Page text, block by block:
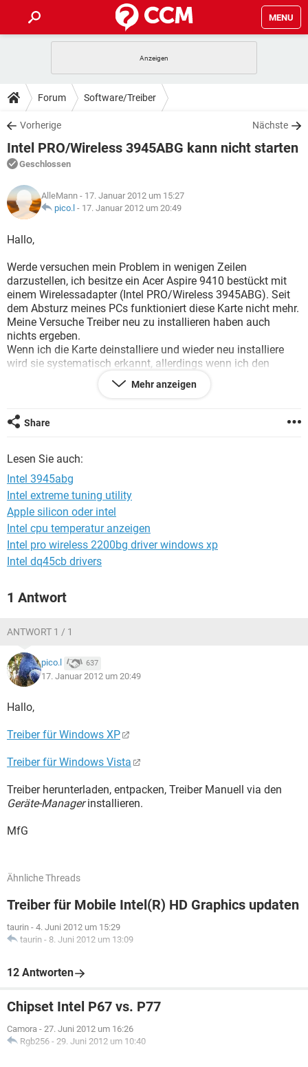
MENU
ANDROID IOS
WINDOWS 10
WHATSAPP TIKTOK
FACEBOOK
TIPPS & TRICKS
SPIELE
WINDOWS 10
WHATSAPP
FACEBOOK HARDWARE
DOWNLOADS
SPIELE STREAMING
ANDROID
WINDOWS 10 INSTAGRAM
WHATSAPP
FACEBOOK
FORUM
SPIELE
ANDROID IOS
FACEBOOK HARDWARE
LEXIKON
SPIELE
ANDROID
WINDOWS 10 INSTAGRAM
WHATSAPP TIKTOK
FACEBOOK HARDWARE
Forum Software/Treiber
Vorherige Nächste
Intel PRO/Wireless 3945ABG kann nicht starten
Geschlossen
AlleMann - 17. Januar 2012 um 15:27
pico.l - 17. Januar 2012 um 20:49
Hallo,
Werde versuchen mein Problem in wenigen Zeilen
darzustellen, ich besitze ein Acer Aspire 9410 bestückt mit
einem Wirelessadapter (Intel PRO/Wireless 3945ABG). Seit
dem Absturz meines PCs funktioniert diese Karte nicht mehr.
Meine Versuche Treiber neu zu installieren haben auch
nichts ergeben.
Wenn ich die Karte deinstalliere und wieder neu installiere
wird sie systematisch erkannt, allerdings wenn ich den
Treiber installiere, bekomme ich folgende Meldung
Wenn jemand mir zeigt was ist zu machen, dann wäre es
sehr liebenswert von ihm?
Danke
Mehr anzeigen
Share
Lesen Sie auch:
Intel 3945abg
Intel extreme tuning utility
Apple silicon oder intel
Intel cpu temperatur anzeigen
Intel pro wireless 2200bg driver windows xp
Intel dq45cb drivers
1 Antwort
ANTWORT 1 / 1
pico.l 637
17. Januar 2012 um 20:49
Hallo,
Treiber für Windows XP
Treiber für Windows Vista
Treiber herunterladen, entpacken, Treiber Manuell via den
Geräte-Managerinstallieren.
MfG
Ähnliche Threads
Treiber für Mobile Intel(R) HD Graphics updaten
taurin - 4. Juni 2012 um 15:29
taurin - 8. Juni 2012 um 13:09
12 Antworten
Chipset Intel P67 vs. P77
Camora - 27. Juni 2012 um 16:26
Rgb256 - 29. Juni 2012 um 10:40